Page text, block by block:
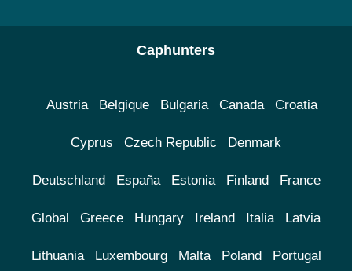
Caphunters
Austria Belgique Bulgaria Canada Croatia
Cyprus Czech Republic Denmark
Deutschland España Estonia Finland France
Global Greece Hungary Ireland Italia Latvia
Lithuania Luxembourg Malta Poland Portugal